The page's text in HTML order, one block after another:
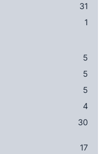
31
1
5
5
5
4
30
17